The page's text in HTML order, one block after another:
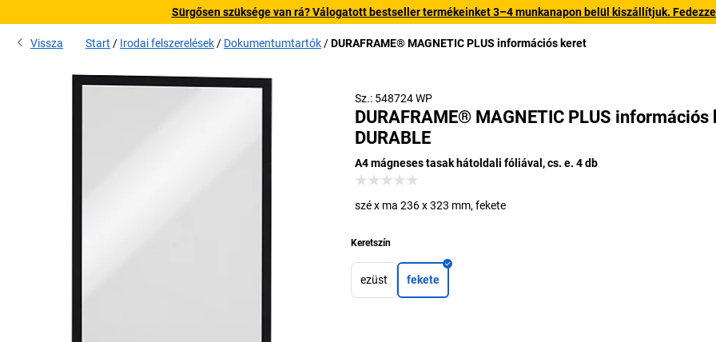
Sürgősen szüksége van rá? Válogatott bestseller termékeinket 3–4 munkanapon belül kiszállítjuk.
Vissza Start Irodai felszerelések Dokumentumtartók DURAFRAME® MAGNETIC PLUS információs keret
Sz.: 548724 WP
DURAFRAME® MAGNETIC PLUS
DURABLE
A4 mágneses tasak hátoldali fóliával, cs. e. 4 db
szé x ma 236 x 323 mm, fekete
Keretszín
ezüst fekete